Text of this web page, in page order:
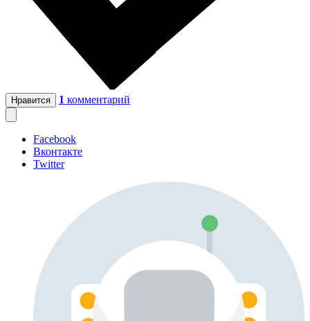
Нравится 1 комментарий
Facebook
Вконтакте
Twitter